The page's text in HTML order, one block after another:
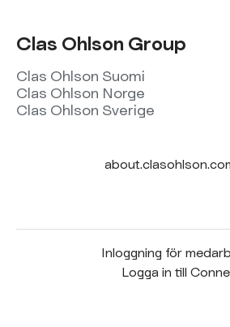
Clas Ohlson Group
Clas Ohlson Suomi
Clas Ohlson Norge
Clas Ohlson Sverige
Inloggning för
Logga in till